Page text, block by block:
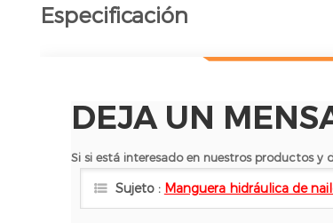
Especificación
DEJA UN
Si si está interesado en nuestros productos y
Sujeto : Manguera hidráulica de